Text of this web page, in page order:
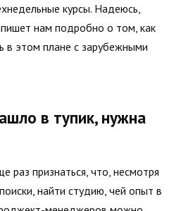
курсы. Надеюсь,
нам подробно о том, как
в этом плане с зарубежными
в тупик, нужна
раз признаться, что, несмотря
найти студию, чей опыт в